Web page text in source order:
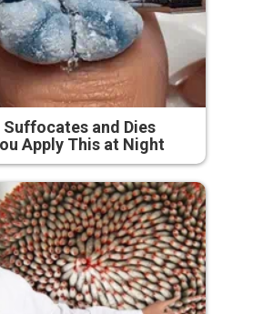
Suffocates and Dies
Apply This at Night